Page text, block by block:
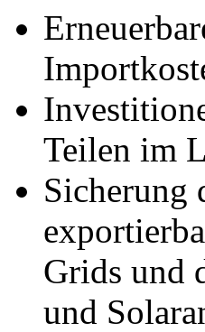
Teilen im
Sicherung
Grids und
und